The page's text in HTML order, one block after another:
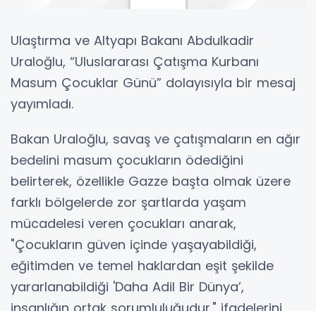
Ulaştırma ve Altyapı Bakanı Abdulkadir
Uraloğlu, “Uluslararası Çatışma Kurbanı
Masum Çocuklar Günü” dolayısıyla bir mesaj
yayımladı.
Bakan Uraloğlu, savaş ve çatışmaların en ağır
bedelini masum çocukların ödediğini
belirterek, özellikle Gazze başta olmak üzere
farklı bölgelerde zor şartlarda yaşam
mücadelesi veren çocukları anarak,
"Çocukların güven içinde yaşayabildiği,
eğitimden ve temel haklardan eşit şekilde
yararlanabildiği 'Daha Adil Bir Dünya’,